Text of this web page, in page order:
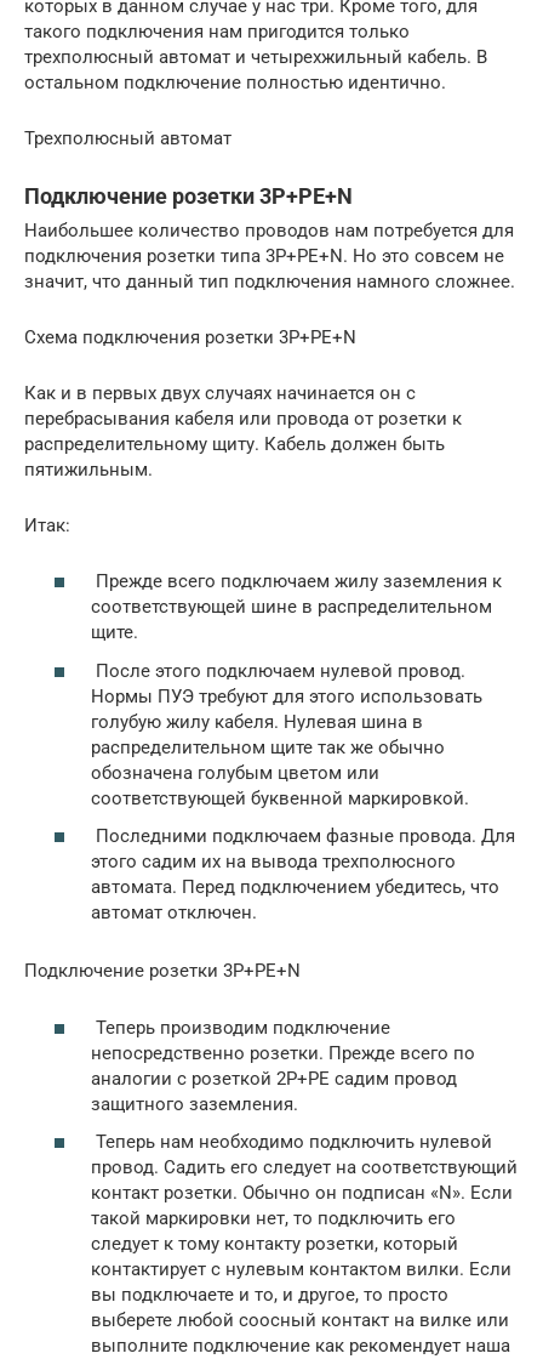
которых в данном случае у нас три. Кроме того, для
такого подключения нам пригодится только
трехполюсный автомат и четырехжильный кабель. В
остальном подключение полностью идентично.
Трехполюсный автомат
Подключение розетки 3Р+РЕ+N
Наибольшее количество проводов нам потребуется для
подключения розетки типа 3Р+РЕ+N. Но это совсем не
значит, что данный тип подключения намного сложнее.
Схема подключения розетки 3Р+РЕ+N
Как и в первых двух случаях начинается он с
перебрасывания кабеля или провода от розетки к
распределительному щиту. Кабель должен быть
пятижильным.
Итак:
Прежде всего подключаем жилу заземления к
соответствующей шине в распределительном
щите.
После этого подключаем нулевой провод.
Нормы ПУЭ требуют для этого использовать
голубую жилу кабеля. Нулевая шина в
распределительном щите так же обычно
обозначена голубым цветом или
соответствующей буквенной маркировкой.
Последними подключаем фазные провода. Для
этого садим их на вывода трехполюсного
автомата. Перед подключением убедитесь, что
автомат отключен.
Подключение розетки 3Р+РЕ+N
Теперь производим подключение
непосредственно розетки. Прежде всего по
аналогии с розеткой 2Р+РЕ садим провод
защитного заземления.
Теперь нам необходимо подключить нулевой
провод. Садить его следует на соответствующий
контакт розетки. Обычно он подписан «N». Если
такой маркировки нет, то подключить его
следует к тому контакту розетки, который
контактирует с нулевым контактом вилки. Если
вы подключаете и то, и другое, то просто
выберете любой соосный контакт на вилке или
выполните подключение как рекомендует наша